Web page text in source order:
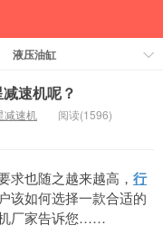
液压油缸
速机呢？
减速机
阅读(1596)
求也随之越来越高， 行
该如何选择一款合适的
厂家告诉您……